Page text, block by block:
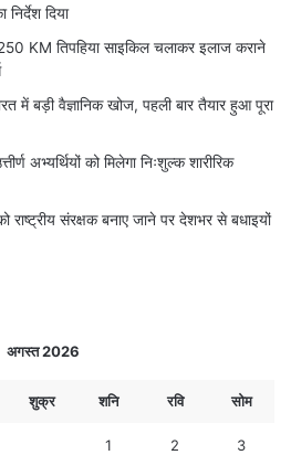
दिया
KM तिपहिया साइकिल चलाकर इलाज कराने
में बड़ी वैज्ञानिक खोज, पहली बार तैयार हुआ पूरा
अभ्यर्थियों को मिलेगा निःशुल्क शारीरिक
राष्ट्रीय संरक्षक बनाए जाने पर देशभर से बधाइयों
अगस्त 2026
शुक्र शनि रवि सोम
1 2 3